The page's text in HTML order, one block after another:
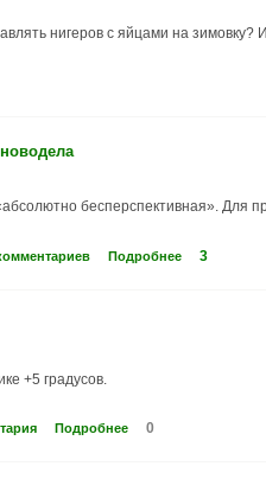
нигеров с яйцами на зимовку?
бесперспективная». Для
Подробнее 3
+5 градусов.
Подробнее 0